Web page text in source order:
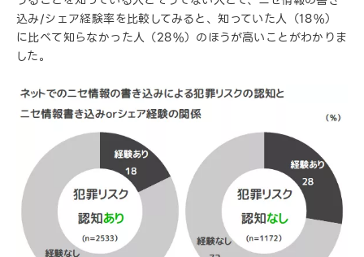
込み/シェア経験率を比較してみると、知っていた人（18%）
に比べて知らなかった人（28%）のほうが高いことがわかりま
した。